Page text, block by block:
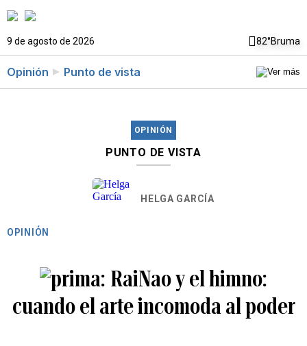
9 de agosto de 2026 82°Bruma
Opinión Punto de vista
OPINIÓN
PUNTO DE VISTA
HELGA GARCÍA
OPINIÓN
RaiNao y el himno:
cuando el arte incomoda al poder